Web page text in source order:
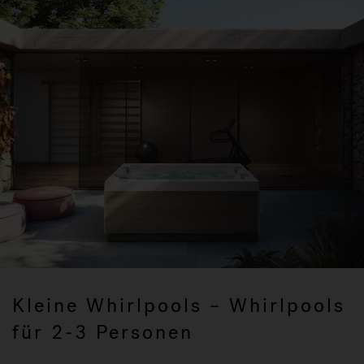
Kleine Whirlpools – Whirlpools
für 2-3 Personen